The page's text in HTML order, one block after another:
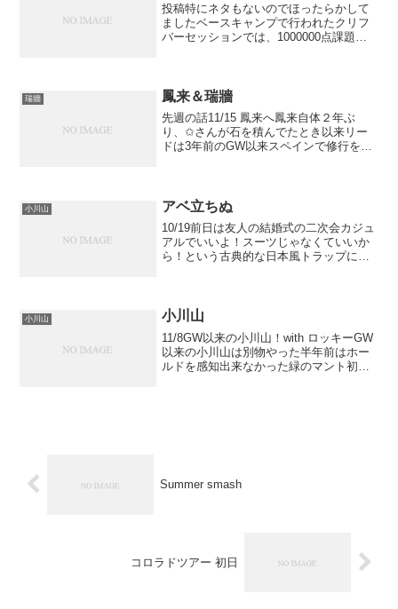
投稿特にネタもないのでほったらかして
ましたベースキャンプで行われたクリフ
バーセッションでは、1000000点課題を
れず。中々...
瑞牆 鳳来＆瑞牆
先週の話11/15 鳳来へ鳳来自体２年ぶ
り、✩さんが石を積んでたとき以来リー
ドは3年前のGW以来スペインで修行をつ
RPできた！...
小川山 アベ立ちぬ
10/19前日は友人の結婚式の二次会カジュ
アルでいいよ！スーツじゃなくていいか
ら！という古典的な日本風トラップに引
美拓みたいに登場す...
小川山 小川山
11/8GW以来の小川山！with ロッキーGW
以来の小川山は別物やった半年前はホー
ルドを感知出来なかった緑のマント初段
Summer smash
コロラドツアー 初日